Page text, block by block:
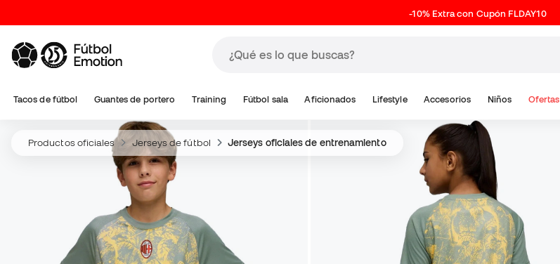
-10% Extra con Cupón FLDAY10
Tacos de fútbol Guantes de portero Training Fútbol sala Aficionados Lifestyle Accesorios Niños Ofertas
Productos oficiales Jerseys de fútbol Jerseys oficiales de entrenamiento